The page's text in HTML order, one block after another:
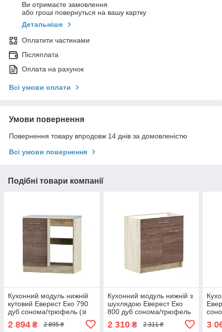
Ви отримаєте замовлення
або гроші повернуться на вашу картку
Детальніше
Оплатити частинами
Післяплата
Оплата на рахунок
Всі умови оплати
Умови повернення
Повернення товару впродовж 14 днів за домовленістю
Всі умови повернення
Подібні товари компанії
Кухонний модуль нижній
кутовий Еверест Еко 790
дуб сонома/трюфель (зі
стільницею) 79х46х82 см
(DTM-2904)
2 894 ₴ 2 895 ₴
Кухонний модуль нижній з
шухлядою Еверест Еко
800 дуб сонома/трюфель
(без стільниці) 80х46х82
см (DTM-2840)
2 310₴ 2 311 ₴ 3